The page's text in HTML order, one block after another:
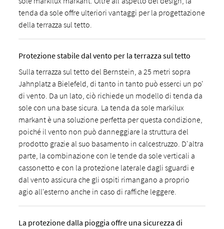
tenda da sole offre ulteriori vantaggi per la progettazione
della terrazza sul tetto.
Protezione stabile dal vento per la terrazza sul tetto
Sulla terrazza sul tetto del Bernstein, a 25 metri sopra
Jahnplatz a Bielefeld, di tanto in tanto può esserci un po'
di vento. Da un lato, ciò richiede un modello di tenda da
sole con una base sicura. La tenda da sole markilux
markant è una soluzione perfetta per questa condizione,
poiché il vento non può danneggiare la struttura del
prodotto grazie al suo basamento in calcestruzzo. D'altra
parte, la combinazione con le tende da sole verticali a
cassonetto e con la protezione laterale dagli sguardi e
dal vento assicura che gli ospiti rimangano a proprio
agio all'esterno anche in caso di raffiche leggere.
La protezione dalla pioggia offre una sicurezza di